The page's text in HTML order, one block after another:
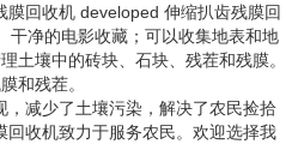
膜回收机 developed 伸缩扒齿残膜回
干净的电影收藏；可以收集地表和地
土壤中的砖块、石块、残茬和残膜。
和残茬。
，减少了土壤污染，解决了农民捡拾
收机致力于服务农民。欢迎选择我